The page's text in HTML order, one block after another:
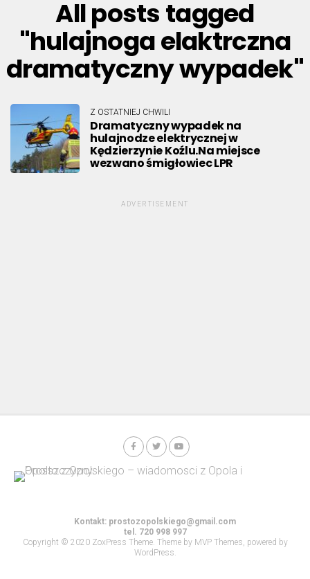
All posts tagged
"hulajnoga elaktrczna
dramatyczny wypadek"
Z OSTATNIEJ CHWILI
Dramatyczny wypadek na
hulajnodze elektrycznej w
Kędzierzynie Koźlu.Na miejsce
wezwano śmigłowiec LPR
ADVERTISEMENT
Kontakt: prostozopolskiego@gmail.com
tel. 720 998 997
Copyright © 2020 ZoxPress Theme. Theme by MVP Themes, powered by
WordPress.